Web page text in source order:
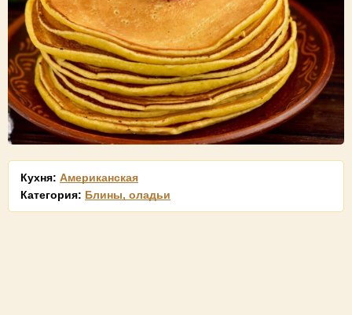
Кухня: Американская
Категория: Блины, оладьи